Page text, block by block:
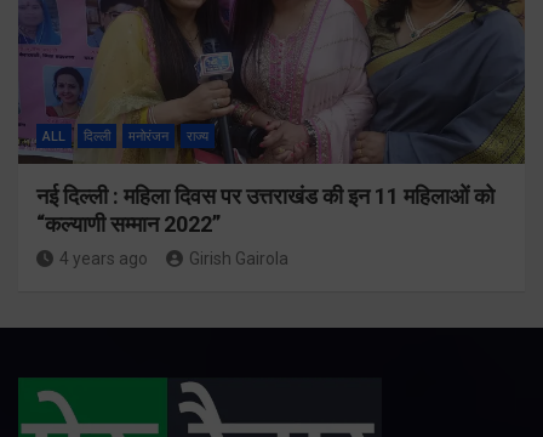
ALL दिल्ली मनोरंजन राज्य
नई दिल्ली : महिला दिवस पर उत्तराखंड की इन 11 महिलाओं को
“कल्याणी सम्मान 2022”
4 years ago Girish Gairola